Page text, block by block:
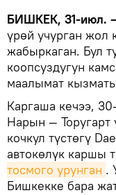
БИШКЕК, 31-июл.
үрөй учурган
жабыркаган. Бул
коопсуздугун
маалымат
Каргаша кечээ,
Нарын —
кочкул түстөгү
автокөлүк каршы
тосмого урунган .
Бишкекке бара